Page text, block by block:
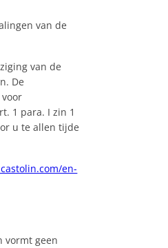
van de
van de
De
1 para. I zin 1
u te allen tijde
en-
vormt geen